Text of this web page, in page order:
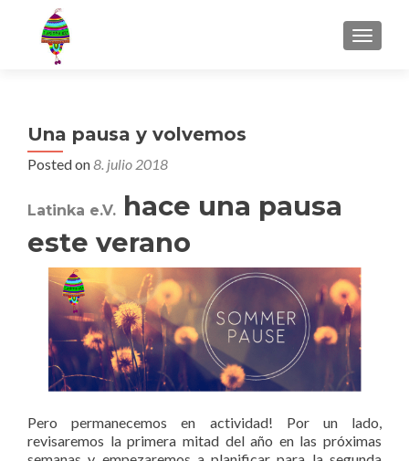
MENU
Una pausa y volvemos
Posted on8. julio 2018
Latinka e.V. hace una pausa
este verano
Pero permanecemos en actividad! Por un lado,
revisaremos la primera mitad del año en las próximas